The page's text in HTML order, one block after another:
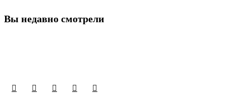
Вы недавно смотрели